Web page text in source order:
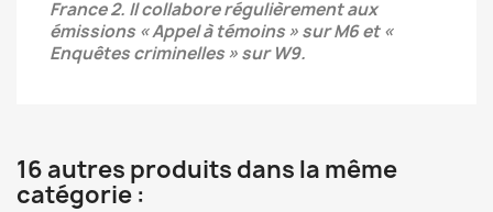
France 2. Il collabore régulièrement aux
émissions « Appel àtémoins » sur M6 et «
Enquêtes criminelles » sur W9.
16 autres produits dans la même
catégorie :